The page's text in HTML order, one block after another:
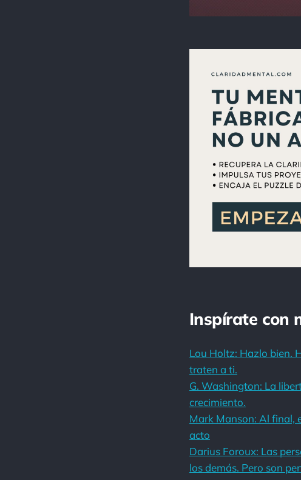
Inspírate con
Lou Holtz: Hazlo bien.
traten a ti.
G. Washington: La
crecimiento.
Mark Manson: Al final,
acto
Darius Foroux: Las
los demás. Pero son